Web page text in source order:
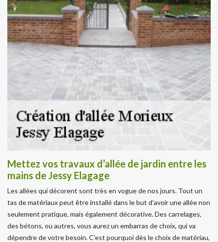
Mettez vos travaux d’allée de jardin entre les
mains de Jessy Elagage
Les allées qui décorent sont très en vogue de nos jours. Tout un
tas de matériaux peut être installé dans le but d’avoir une allée non
seulement pratique, mais également décorative. Des carrelages,
des bétons, ou autres, vous aurez un embarras de choix, qui va
dépendre de votre besoin. C’est pourquoi dès le choix de matériau,